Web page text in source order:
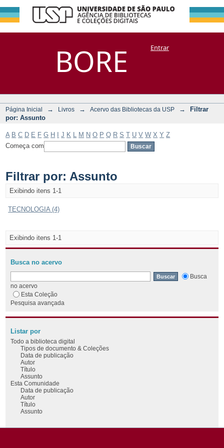
BORE
Filtrar por:
Assunto
DSpace/Manakin + CoriscoEntrar
Página Inicial → Livros → Acervo das Bibliotecas da USP →
Filtrar
por: Assunto
A B C D E F G H J K M N O P Q R S T U V W X Y Z
Começa com
Filtrar por: Assunto
Exibindo itens 1-1
TECNOLOGIA (4)
Exibindo itens 1-1
Busca no acervo
Busca
no acervo
Esta Coleção
Pesquisa avançada
Listar por
Todo a biblioteca digital
Tipos de documento & Coleções
Data de publicação
Autor
Título
Assunto
Esta Comunidade
Data de publicação
Autor
Título
Assunto